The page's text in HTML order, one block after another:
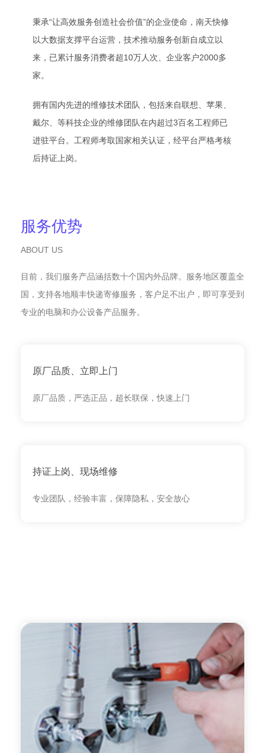
秉承“让高效服务创造社会价值”的企业使命，南天快修
以大数据支撑平台运营，技术推动服务创新自成立以
来，已累计服务消费者超10万人次、企业客户2000多
家。
拥有国内先进的维修技术团队，包括来自联想、苹果、
戴尔、等科技企业的维修团队在内超过3百名工程师已
进驻平台。工程师考取国家相关认证，经平台严格考核
后持证上岗。
服务优势
ABOUT US
目前，我们服务产品涵括数十个国内外品牌。服务地区覆盖全
国，支持各地顺丰快递寄修服务，客户足不出户，即可享受到
专业的电脑和办公设备产品服务。
原厂品质、立即上门
原厂品质，严选正品，超长联保，快速上门
持证上岗、现场维修
专业团队，经验丰富，保障隐私，安全放心